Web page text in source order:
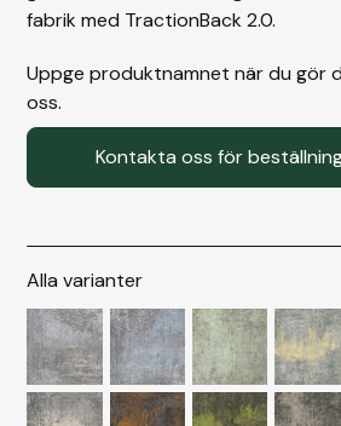
fabrik med TractionBack 2.0.
Uppge produktnamnet när du gör
oss.
Kontakta oss för
Alla varianter